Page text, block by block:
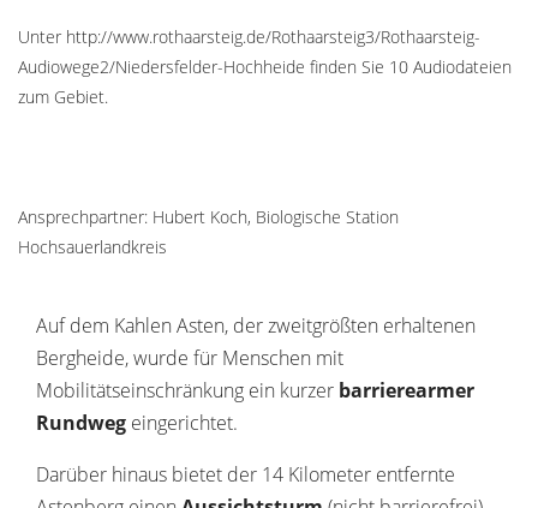
Unter http://www.rothaarsteig.de/Rothaarsteig3/Rothaarsteig-
Audiowege2/Niedersfelder-Hochheide finden Sie 10 Audiodateien
zum Gebiet.
Ansprechpartner: Hubert Koch, Biologische Station
Hochsauerlandkreis
Auf dem Kahlen Asten, der zweitgrößten erhaltenen
Bergheide, wurde für Menschen mit
Mobilitätseinschränkung ein kurzer barrierearmer
Rundweg eingerichtet.
Darüber hinaus bietet der 14 Kilometer entfernte